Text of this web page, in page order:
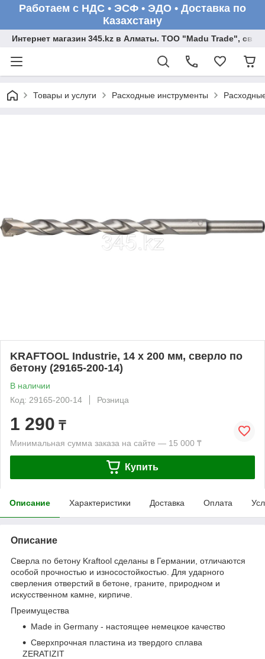
Работаем с НДС • ЭСФ • ЭДО • Доставка по
Казахстану
Интернет магазин 345.kz в Алматы. ТОО "Madu Trade",
Товары и услуги Расходные инструменты
KRAFTOOL Industrie, 14 х 200 мм, сверло по
бетону (29165-200-14)
В наличии
Код: 29165-200-14
Розница
1 290 ₸
Минимальная сумма заказа на сайте — 15 000 ₸
Купить
Описание Характеристики Доставка Оплата
Описание
Сверла по бетону Kraftool сделаны в Германии, отличаются
особой прочностью и износостойкостью. Для ударного
сверления отверстий в бетоне, граните, природном и
искусственном камне, кирпиче.
Преимущества
Made in Germany - настоящее немецкое качество
Сверхпрочная пластина из твердого сплава
ZERATIZIT